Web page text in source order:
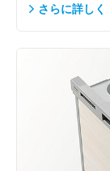
さらに詳しく